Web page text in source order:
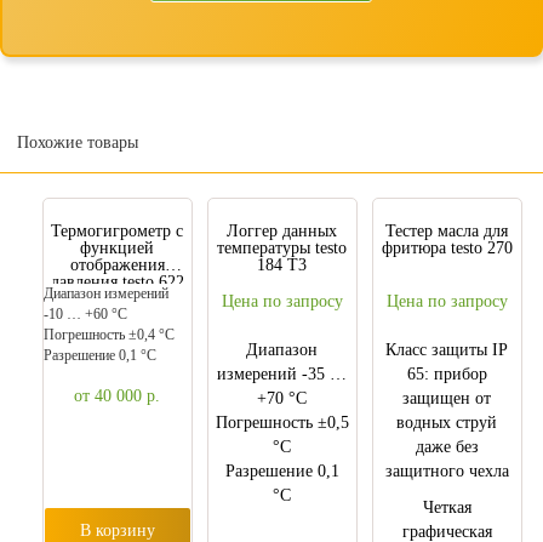
Похожие товары
Термогигрометр с
функцией
отображения
давления testo 622
Диапазон измерений
-10 … +60 °C
Погрешность ±0,4 °C
Разрешение 0,1 °C
от 40 000р.
В корзину
Логгер данных
температуры testo
184 T3
Цена по запросу
Диапазон
измерений -35 …
+70 °C
Погрешность ±0,5
°C
Разрешение 0,1
°C
Тестер масла для
фритюра testo 270
Цена по запросу
Класс защиты IP
65: прибор
защищен от
водных струй
даже без
защитного чехла
Четкая
графическая